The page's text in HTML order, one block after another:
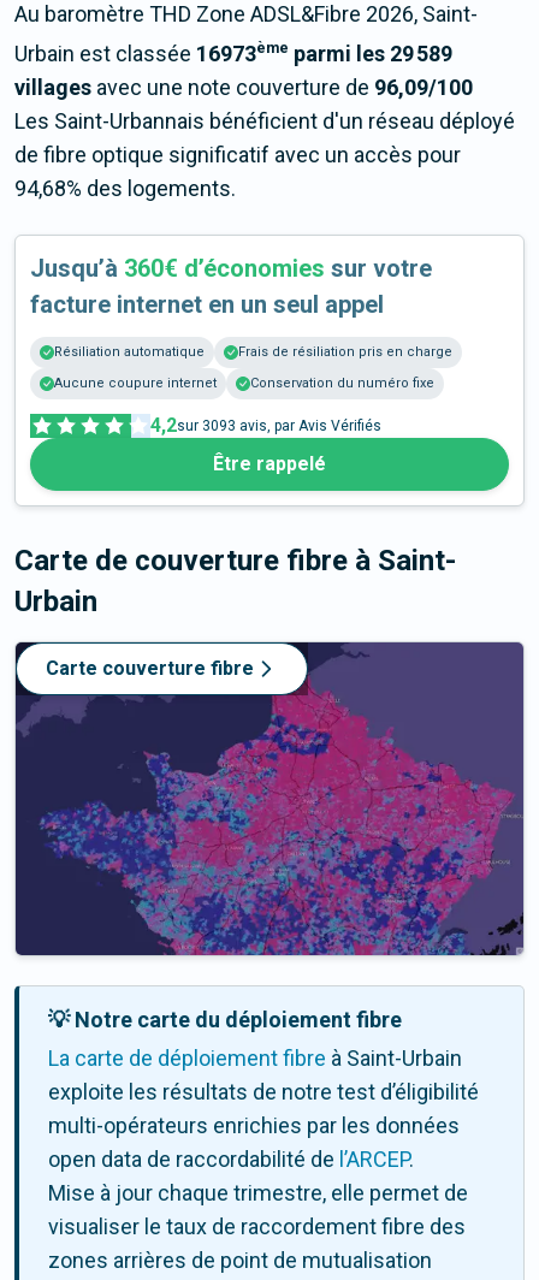
Au baromètre THD Zone ADSL&Fibre 2026, Saint-
Urbain est classée 16973ème parmi les 29 589
villages avec une note couverture de 96,09/100
Les Saint-Urbannais bénéficient d'un réseau déployé
de fibre optique significatif avec un accès pour
94,68% des logements.
Jusqu’à 360€ d’économies sur votre
facture internet en un seul appel
Résiliation automatique
Frais de résiliation pris en charge
Aucune coupure internet
Conservation du numéro fixe
4,2sur 3093 avis, par Avis Vérifiés
Être rappelé
Carte de couverture fibre à Saint-
Urbain
Carte couverture fibre
💡 Notre carte du déploiement fibre
La carte de déploiement fibre à Saint-Urbain
exploite les résultats de notre test d’éligibilité
multi-opérateurs enrichies par les données
open data de raccordabilité de l’ARCEP.
Mise à jour chaque trimestre, elle permet de
visualiser le taux de raccordement fibre des
zones arrières de point de mutualisation